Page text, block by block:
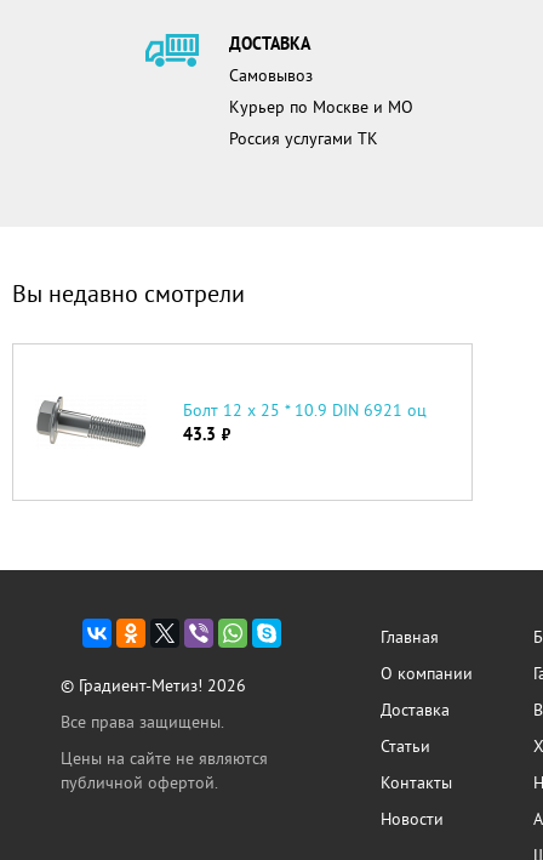
ДОСТАВКА
Самовывоз
Курьер по Москве и МО
Россия услугами ТК
Вы недавно смотрели
Болт 12 х 25 * 10.9 DIN 6921 оц
43.3 руб.
© Градиент-Метиз! 2026
Все права защищены.
Цены на сайте не являются
публичной офертой.
Главная
О компании
Доставка
Статьи
Контакты
Новости